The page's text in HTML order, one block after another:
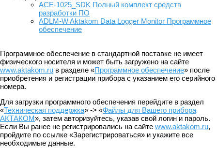
ACE-1025_SDK Полный комплект средств
разработки ПО
ADLM-W Aktakom Data Logger Monitor Программное
обеспечение
Программное обеспечение в стандартной поставке не имеет
физического носителя и может быть загружено на сайте
www.aktakom.ru в разделе «Программное обеспечение» после
приобретения и регистрации прибора с указанием его серийного
номера.
Для загрузки программного обеспечения перейдите в раздел
«Техническая поддержка» -> «Файлы для Вашего прибора
АКТАКОМ», затем авторизуйтесь, указав свой логин и пароль.
Если Вы ранее не регистрировались на сайте www.aktakom.ru,
пройдите по ссылке «Зарегистрироваться» и укажите все
необходимые данные.